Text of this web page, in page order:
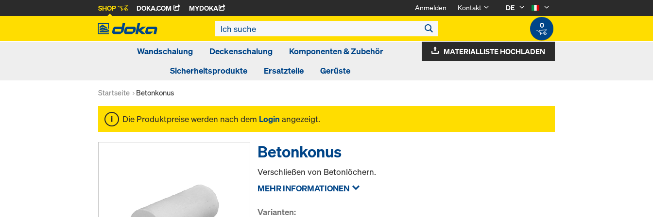
SHOP DOKA.COM MYDOKA Anmelden Kontakt
DE
0
Wandschalung Deckenschalung
Komponenten & Zubehör
Sicherheitsprodukte
Ersatzteile Gerüste
MATERIALLISTE HOCHLADEN
Startseite Betonkonus
Die Produktpreise werden nach dem Login angezeigt.
Betonkonus
Verschließen von Betonlöchern.
MEHR INFORMATIONEN
Varianten: